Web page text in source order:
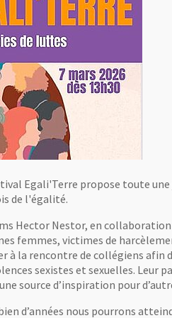
Egali'Terre propose toute
de l'égalité.
Hector Nestor, en
femmes, victimes de
à la rencontre de collégiens afin
sexistes et sexuelles. Leur
source d’inspiration pour
d’années nous pourrons